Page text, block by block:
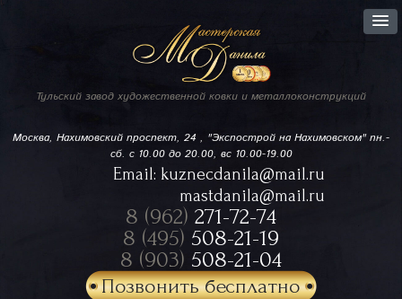
Тульский завод художественной ковки и металлоконструкций
Москва, Нахимовский проспект, 24 , "Экспострой на Нахимовском"пн.-
сб. с 10.00 до 20.00, вс 10.00-19.00
Email: kuznecdanila@mail.ru
mastdanila@mail.ru
8 (962) 271-72-74
8 (495) 508-21-19
8 (903) 508-21-04
Позвонить бесплатно